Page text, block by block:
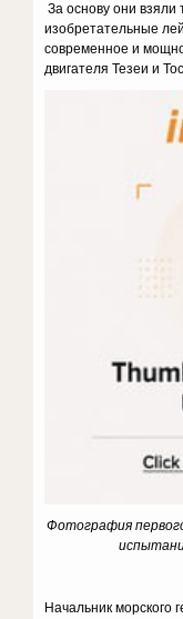
За основу они взяли
изобретательные
современное и
двигателя Тезеи и
Фотография
Начальник морского